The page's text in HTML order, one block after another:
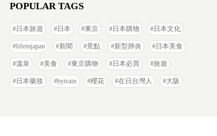
POPULAR TAGS
日本旅遊 日本 東京 日本購物 日本文化
lifeinjapan 新聞 景點 新型肺炎 日本美食
溫泉 美食 東京購物 日本必買 旅遊
日本藥妝 bytrain 櫻花 在日台灣人 大阪